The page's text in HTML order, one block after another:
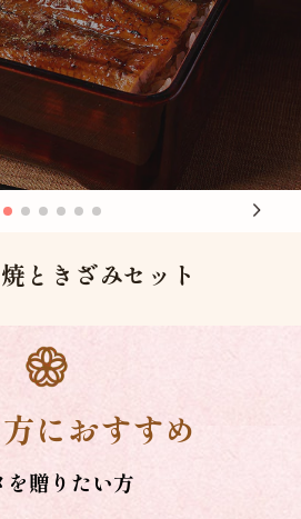
ときざみセット
におすすめ
贈りたい方